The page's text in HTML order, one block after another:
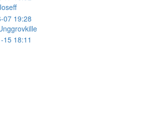
07 19:28
15 18:11